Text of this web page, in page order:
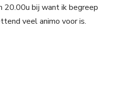
bij want ik begreep
veel animo voor is.